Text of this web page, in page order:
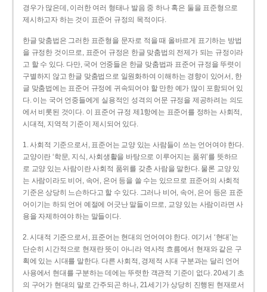
경우가 많은데, 이러한 여러 형태나 발음 중 하나 혹은 둘을 표준형으로
제시하고자 하는 것이 표준어 규정의 목적이다.
한글 맞춤법은 그러한 표준형을 문자로 적을 때 올바르게 표기하는 방법
을 규정한 것이므로, 표준어 규정은 한글 맞춤법의 전제가 되는 규정이라
고 할 수 있다. 다만, 국어 언중들은 한글 맞춤법과 표준어 규정을 뚜렷이
구별하지 않고 한글 맞춤법으로 일원화하여 이해하는 경향이 있어서, 한
글 맞춤법에는 표준어 규정에 귀속되어야 할 만한 예가 많이 포함되어 있
다. 이는 국어 언중들에게 실용적인 성격의 어문 규정을 제공하려는 의도
에서 비롯된 것이다. 이 표준어 규정 제1항에는 표준어를 정하는 사회적,
시대적, 지역적 기준이 제시되어 있다.
1. 사회적 기준으로서, 표준어는 교양 있는 사람들이 쓰는 언어여야 한다.
교양이란 ‘학문, 지식, 사회생활을 바탕으로 이루어지는 품위’를 뜻하므
로 교양 있는 사람이란 사회적 품위를 갖춘 사람을 말한다. 물론 교양 있
는 사람이라도 비어, 속어, 은어 등을 쓸 수는 있으므로 표준어의 사회적
기준은 상당히 느슨하다고 할 수 있다. 그러나 비어, 속어, 은어 등은 표준
어이기는 하되 언어 예절에 어긋난 말들이므로, 교양 있는 사람이라면 사
용을 자제하여야 하는 말들이다.
2. 시대적 기준으로서, 표준어는 현대의 언어여야 한다. 여기서 ‘현대’는
단순히 시간적으로 현재란 뜻이 아니라 역사적 흐름에서 현재와 같은 구
획에 있는 시대를 말한다. 다른 사회적, 경제적 시대 구분과는 달리 언어
사용에서 현대를 구분하는 데에는 뚜렷한 객관적 기준이 없다. 20세기 초
의 구어가 현대의 말로 간주되곤 하나, 21세기가 상당히 진행된 현재로서